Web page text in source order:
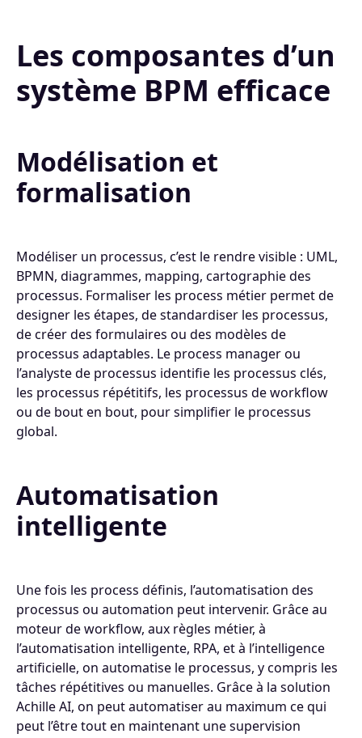
Les composantes d’un
système BPM efficace
Modélisation et
formalisation
Modéliser un processus, c’est le rendre visible : UML,
BPMN, diagrammes, mapping, cartographie des
processus. Formaliser les process métier permet de
designer les étapes, de standardiser les processus,
de créer des formulaires ou des modèles de
processus adaptables. Le process manager ou
l’analyste de processus identifie les processus clés,
les processus répétitifs, les processus de workflow
ou de bout en bout, pour simplifier le processus
global.
Automatisation
intelligente
Une fois les process définis, l’automatisation des
processus ou automation peut intervenir. Grâce au
moteur de workflow, aux règles métier, à
l’automatisation intelligente, RPA, et à l’intelligence
artificielle, on automatise le processus, y compris les
tâches répétitives ou manuelles. Grâce à la solution
Achille AI, on peut automatiser au maximum ce qui
peut l’être tout en maintenant une supervision